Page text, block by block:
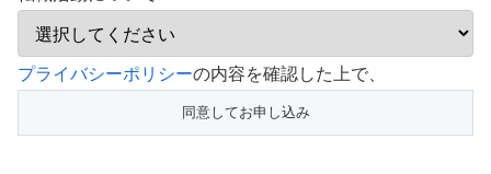
こ
フ
プライバシーポリシーの内容を確認した上で、